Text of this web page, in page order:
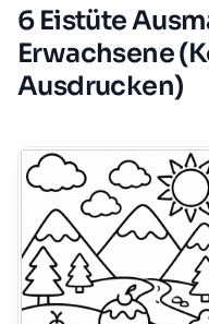
6 Eistüte
Erwachsene
Ausdrucken)